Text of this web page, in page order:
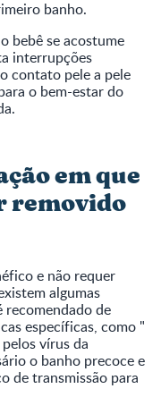
banho.
bebê se acostume
interrupções
contato pele a pele
o bem-estar do
em que
removido
e não requer
algumas
recomendado de
específicas, como "
vírus da
o banho precoce e
de transmissão para